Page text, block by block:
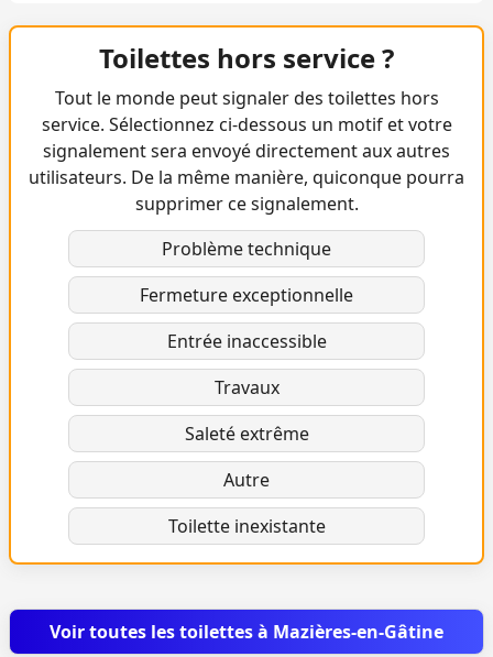
Toilettes hors service ?
Tout le monde peut signaler des toilettes hors
service. Sélectionnez ci-dessous un motif et votre
signalement sera envoyé directement aux autres
utilisateurs. De la même manière, quiconque pourra
supprimer ce signalement.
Problème technique
Fermeture exceptionnelle
Entrée inaccessible
Travaux
Saleté extrême
Autre
Toilette inexistante
Voir toutes les toilettes à Mazières-en-Gâtine